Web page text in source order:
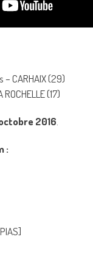
– CARHAIX (29)
(17)
2016
: